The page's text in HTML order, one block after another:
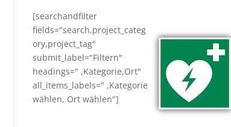
[searchandfilter
fields="search,project_categ
ory,project_tag"
submit_label="Filtern"
headings=" ,Kategorie,Ort"
all_items_labels=" ,Kategorie
wählen, Ort wählen"]